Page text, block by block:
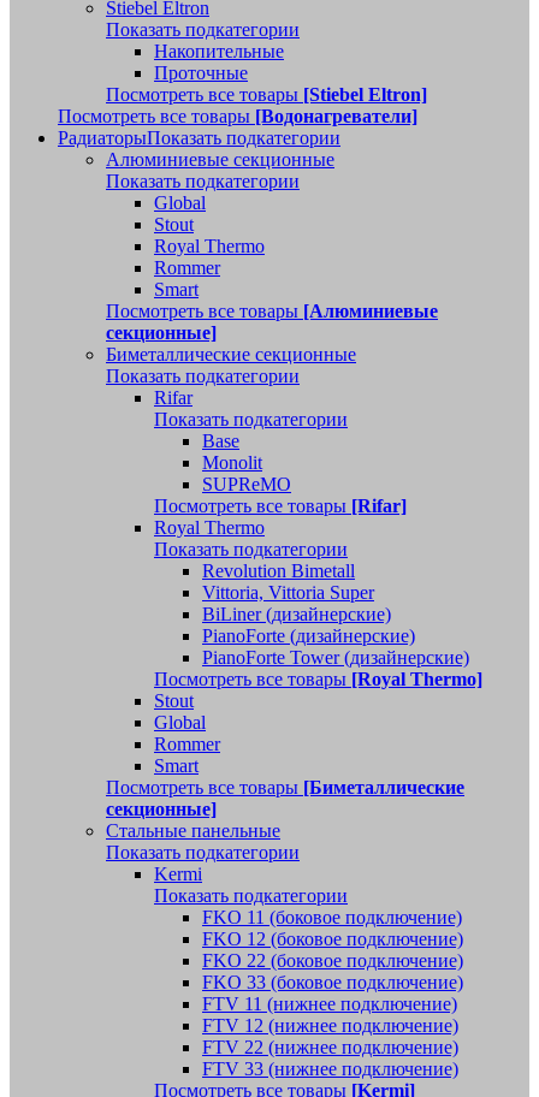
Stiebel Eltron
Показать подкатегории
Накопительные
Проточные
Посмотреть все товары [Stiebel Eltron]
Посмотреть все товары [Водонагреватели]
РадиаторыПоказать подкатегории
Алюминиевые секционные
Показать подкатегории
Global
Stout
Royal Thermo
Rommer
Smart
Посмотреть все товары [Алюминиевые
секционные]
Биметаллические секционные
Показать подкатегории
Rifar
Показать подкатегории
Base
Monolit
SUPReMO
Посмотреть все товары [Rifar]
Royal Thermo
Показать подкатегории
Revolution Bimetall
Vittoria, Vittoria Super
BiLiner (дизайнерские)
PianoForte (дизайнерские)
PianoForte Tower (дизайнерские)
Посмотреть все товары [Royal Thermo]
Stout
Global
Rommer
Smart
Посмотреть все товары [Биметаллические
секционные]
Стальные панельные
Показать подкатегории
Kermi
Показать подкатегории
FKO 11 (боковое подключение)
FKO 12 (боковое подключение)
FKO 22 (боковое подключение)
FKO 33 (боковое подключение)
FTV 11 (нижнее подключение)
FTV 12 (нижнее подключение)
FTV 22 (нижнее подключение)
FTV 33 (нижнее подключение)
Посмотреть все товары [Kermi]